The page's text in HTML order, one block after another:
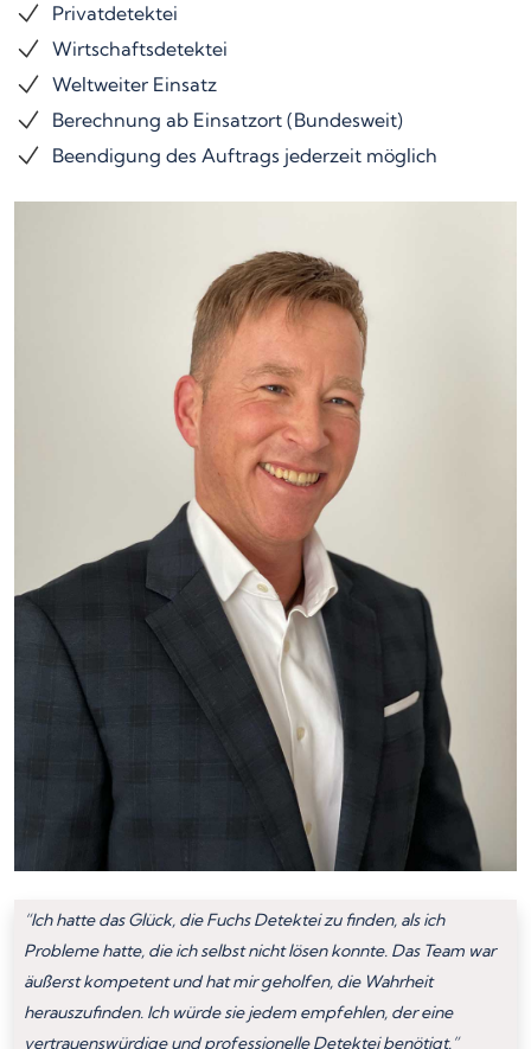
Privatdetektei
Wirtschaftsdetektei
Weltweiter Einsatz
Berechnung ab Einsatzort (Bundesweit)
Beendigung des Auftrags jederzeit möglich
“Ich hatte das Glück, die Fuchs Detektei zu finden, als ich
Probleme hatte, die ich selbst nicht lösen konnte. Das Team war
äußerst kompetent und hat mir geholfen, die Wahrheit
herauszufinden. Ich würde sie jedem empfehlen, der eine
vertrauenswürdige und professionelle Detektei benötigt.”